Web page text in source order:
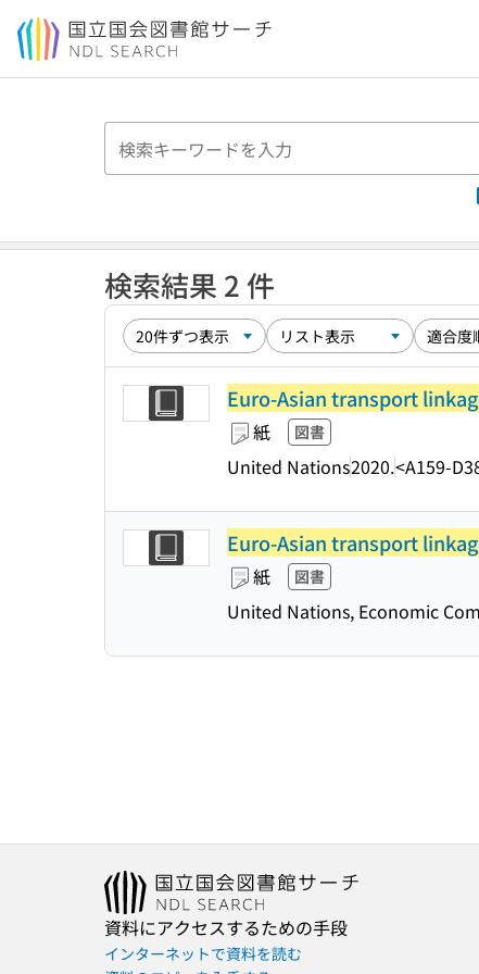
本文へ移動
検索結果 2 件
Euro-Asian transport
紙 図書
United Nations2020.<A159-
Euro-Asian transport
紙 図書
United Nations, Economic
資料にアクセスするための手段
インターネットで資料を読む